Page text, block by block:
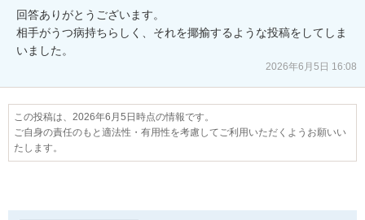
回答ありがとうございます。
相手がうつ病持ちらしく、それを揶揄するような投稿をしてしま
いました。
2026年6月5日 16:08
この投稿は、2026年6月5日時点の情報です。
ご自身の責任のもと適法性・有用性を考慮してご利用いただくようお願いい
たします。